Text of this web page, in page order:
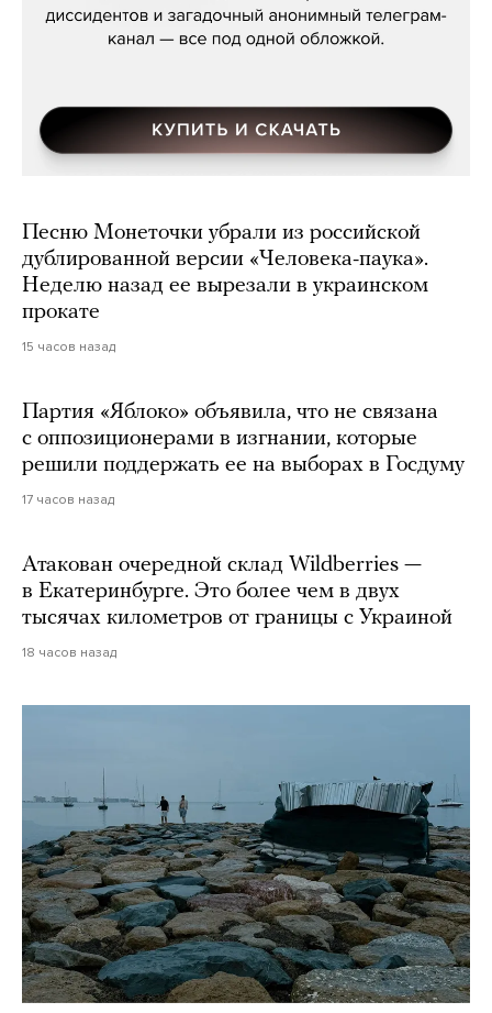
Песню Монеточки убрали из российской
дублированной версии «Человека-паука».
Неделю назад ее вырезали в украинском
прокате
15 часов назад
Партия «Яблоко» объявила, что не связана
с оппозиционерами в изгнании, которые
решили поддержать ее на выборах в Госдуму
17 часов назад
Атакован очередной склад Wildberries —
в Екатеринбурге. Это более чем в двух
тысячах километров от границы с Украиной
18 часов назад